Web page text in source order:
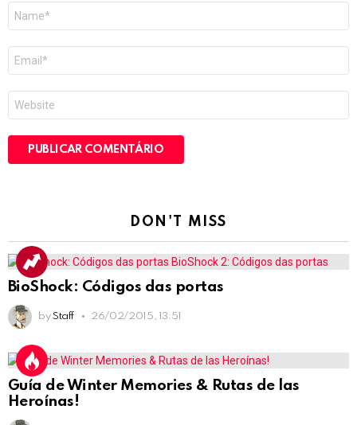
mail
*
DON'T MISS
BioShock: Códigos das portas
by Staff 26/02/2015, 13:51
Guía de Winter Memories & Rutas de las
Heroínas!